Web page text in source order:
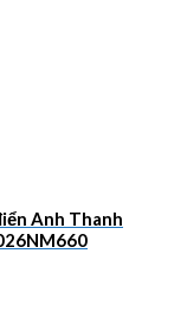
Anh Thanh